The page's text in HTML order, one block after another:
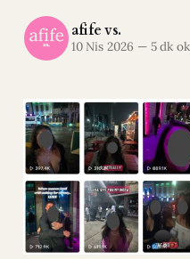
afife vs.
10 Nis 2026 —5 dk